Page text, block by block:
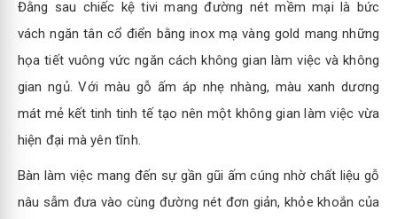
Đằng sau chiếc kệ tivi mang đường nét mềm mại là bức
vách ngăn tân cổ điển bằng inox mạ vàng gold mang những
họa tiết vuông vức ngăn cách không gian làm việc và không
gian ngủ. Với màu gỗ ấm áp nhẹ nhàng, màu xanh dương
mát mẻ kết tinh tinh tế tạo nên một không gian làm việc vừa
hiện đại mà yên tĩnh.
Bàn làm việc mang đến sự gần gũi ấm cúng nhờ chất liệu gỗ
nâu sẫm đưa vào cùng đường nét đơn giản, khỏe khoắn của